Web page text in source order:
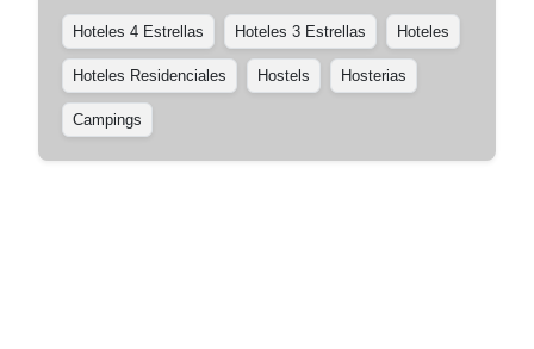
Hoteles 4 Estrellas Hoteles 3 Estrellas Hoteles
Hoteles Residenciales Hostels Hosterias
Campings